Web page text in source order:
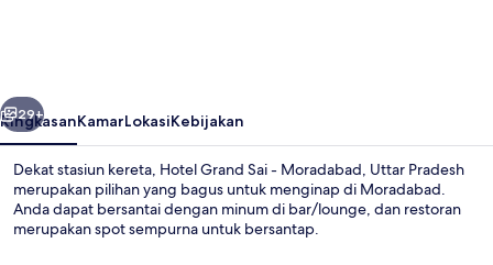
Uttar
Pradesh
Berikutnya
29+
RingkasanKamarLokasiKebijakan
Dekat stasiun kereta, Hotel Grand Sai - Moradabad, Uttar Pradesh
merupakan pilihan yang bagus untuk menginap di Moradabad.
Anda dapat bersantai dengan minum di bar/lounge, dan restoran
merupakan spot sempurna untuk bersantap.